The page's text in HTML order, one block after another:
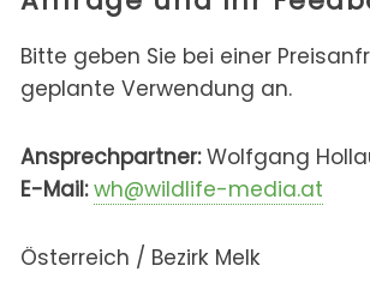
Bitte geben Sie bei einer
geplante Verwendung an.
Ansprechpartner:Wolfgang
E-Mail: wh@wildlife-media.at
Österreich / Bezirk Melk